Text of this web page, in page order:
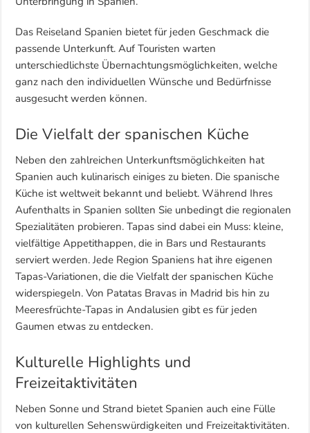
Das Reiseland Spanien bietet für jeden Geschmack die
passende Unterkunft. Auf Touristen warten
unterschiedlichste Übernachtungsmöglichkeiten, welche
ganz nach den individuellen Wünsche und Bedürfnisse
ausgesucht werden können.
Die Vielfalt der spanischen Küche
Neben den zahlreichen Unterkunftsmöglichkeiten hat
Spanien auch kulinarisch einiges zu bieten. Die spanische
Küche ist weltweit bekannt und beliebt. Während Ihres
Aufenthalts in Spanien sollten Sie unbedingt die regionalen
Spezialitäten probieren. Tapas sind dabei ein Muss: kleine,
vielfältige Appetithappen, die in Bars und Restaurants
serviert werden. Jede Region Spaniens hat ihre eigenen
Tapas-Variationen, die die Vielfalt der spanischen Küche
widerspiegeln. Von Patatas Bravas in Madrid bis hin zu
Meeresfrüchte-Tapas in Andalusien gibt es für jeden
Gaumen etwas zu entdecken.
Kulturelle Highlights und
Freizeitaktivitäten
Neben Sonne und Strand bietet Spanien auch eine Fülle
von kulturellen Sehenswürdigkeiten und Freizeitaktivitäten.